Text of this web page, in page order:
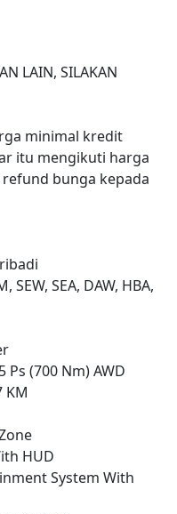
LAIN, SILAKAN
minimal kredit
itu mengikuti harga
bunga kepada
SEW, SEA, DAW, HBA,
(700 Nm) AWD
KM
HUD
System With